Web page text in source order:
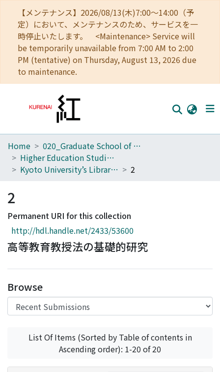
【メンテナンス】2026/08/13(木)7:00～14:00（予
定）において、メンテナンスのため、サービスを一
時停止いたします。 <Maintenance> Service will
be temporarily unavailable from 7:00 AM to 2:00
PM (tentative) on Thursday, August 13, 2026 due
to maintenance.
Home
Communities
Access Statistics
Library Network
Home
020_Graduate School of Education
Higher Education Studies Course (Old Center for the Promotion of Excellence in Higher Education)
Kyoto University’s Library of Higher Education Research
2
2
Permanent URI for this collection
http://hdl.handle.net/2433/53600
高等教育教授法の基礎的研究
Browse
List Of Items (Sorted by Table of contents in
Ascending order): 1-20 of 20